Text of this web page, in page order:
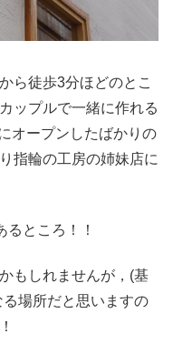
ら徒歩3分ほどのとこ
ップルで一緒に作れる
オープンしたばかりの
指輪の工房の姉妹店に
るところ！！
もしれませんが，(基
場所だと思いますの